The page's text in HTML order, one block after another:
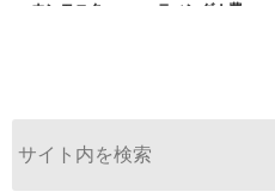
ウンモニター
ティング！費